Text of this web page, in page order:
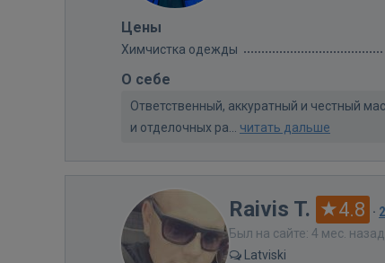
Цены
Химчистка одежды
О себе
Ответственный, аккуратный и честный
и отделочных ра... читать дальше
Raivis T. 4.8 ·
Был на сайте: 4 мес. назад
Latviski